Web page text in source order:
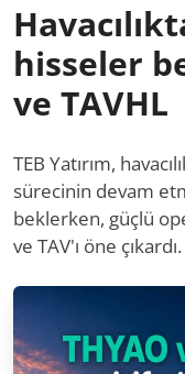
hisseler
ve TAVHL
TEB Yatırım,
sürecinin devam
beklerken, güçlü
ve TAV'ı öne çıkardı.